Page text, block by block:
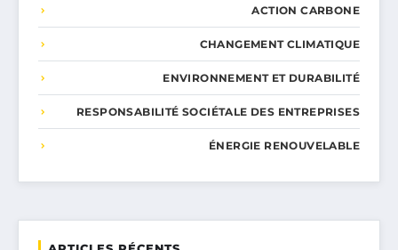
ACTION CARBONE
CHANGEMENT CLIMATIQUE
ENVIRONNEMENT ET DURABILITÉ
RESPONSABILITÉ SOCIÉTALE DES ENTREPRISES
ÉNERGIE RENOUVELABLE